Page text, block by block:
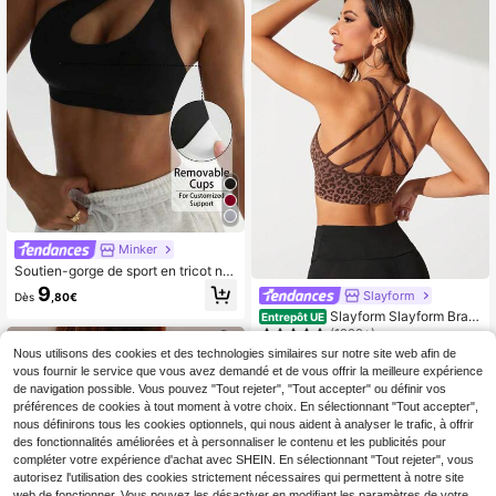
Minker
Soutien-gorge de sport en tricot noi
r amovible et rembourré pour femm
es
Dès 9 ,80€ Slayform
Entrepôt UE Slayform Slayform Brass
ière De Sport Léopard Dos-Nu Croi
sé
(1000+)
11
Nous utilisons des cookies et des technologies similaires sur notre site web afin de
vous fournir le service que vous avez demandé et de vous offrir la meilleure expérience
de navigation possible. Vous pouvez "Tout rejeter", "Tout accepter" ou définir vos
préférences de cookies à tout moment à votre choix. En sélectionnant "Tout accepter",
nous définirons tous les cookies optionnels, qui nous aident à analyser le trafic, à offrir
des fonctionnalités améliorées et à personnaliser le contenu et les publicités pour
compléter votre expérience d'achat avec SHEIN. En sélectionnant "Tout rejeter", vous
autorisez l'utilisation des cookies strictement nécessaires qui permettent à notre site